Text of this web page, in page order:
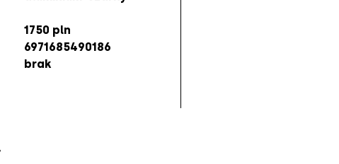
1750 pln
6971685490186
brak